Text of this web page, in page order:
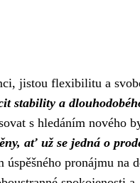
jistou flexibilitu a
stability a
s hledáním nového
ať už se jedná o
pronájmu na